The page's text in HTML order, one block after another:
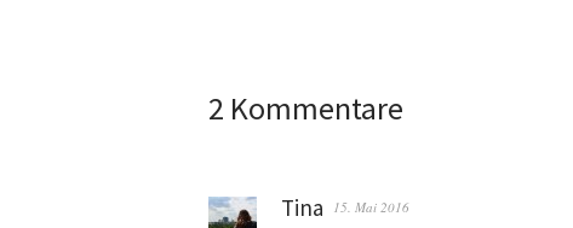
2 Kommentare
Tina 15. Mai 2016